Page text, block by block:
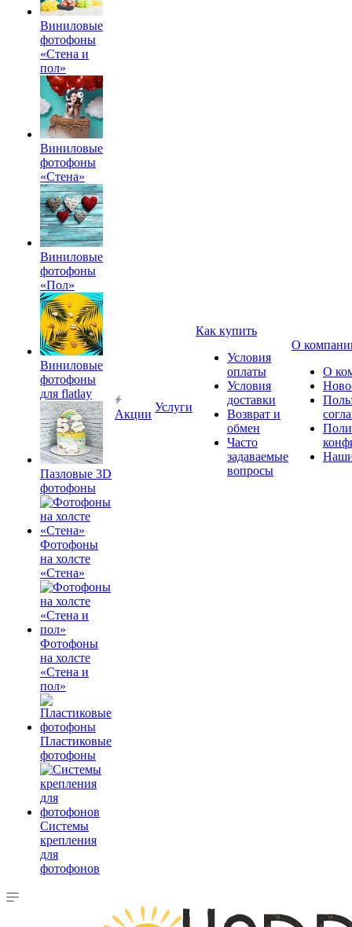
Виниловые
фотофоны
«Стена и
пол»
Виниловые
фотофоны
«Стена»
Виниловые
фотофоны
«Пол»
Виниловые
фотофоны
для flatlay
Пазловые 3D
фотофоны
Фотофоны
на холсте
«Стена»
Фотофоны
на холсте
«Стена и
пол»
Пластиковые
фотофоны
Системы
крепления
для
фотофонов
Акции
Услуги
Как купить
Условия
оплаты
Условия
доставки
Возврат и
обмен
Часто
задаваемые
вопросы
О
О